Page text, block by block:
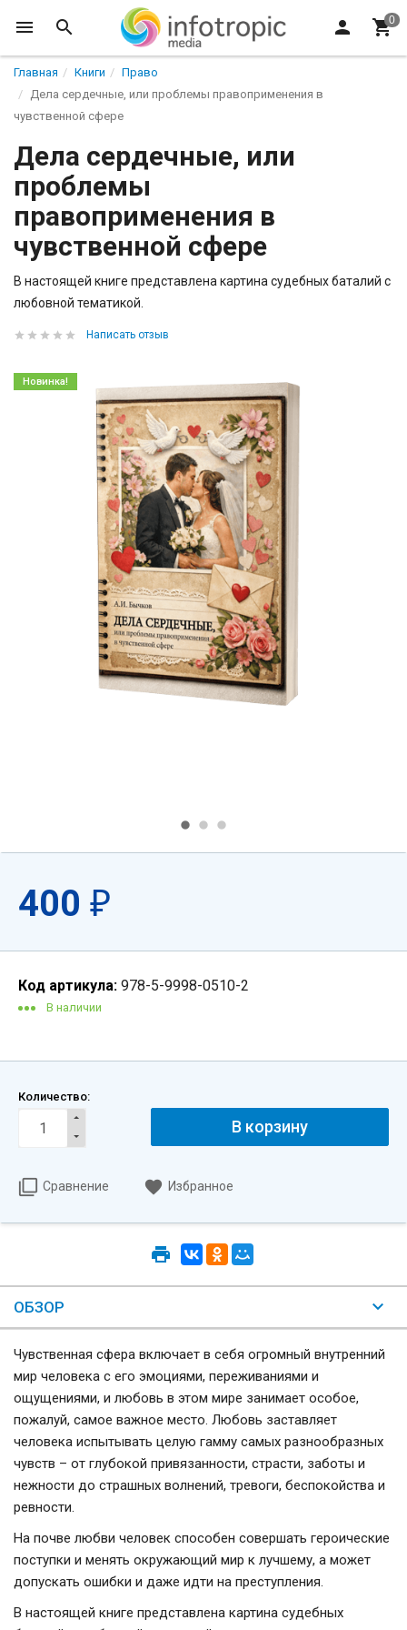
Главная Книги
Право
Дела сердечные, или проблемы правоприменения в
чувственной сфере
Дела сердечные, или
проблемы
правоприменения в
чувственной сфере
В настоящей книге представлена картина судебных баталий с
любовной тематикой.
Написать отзыв
Новинка!
400 ₽
Код артикула: 978-5-9998-0510-2
В наличии
Количество:
В корзину
Сравнение Избранное
ОБЗОР
Чувственная сфера включает в себя огромный внутренний
мир человека с его эмоциями, переживаниями и
ощущениями, и любовь в этом мире занимает особое,
пожалуй, самое важное место. Любовь заставляет
человека испытывать целую гамму самых разнообразных
чувств – от глубокой привязанности, страсти, заботы и
нежности до страшных волнений, тревоги, беспокойства и
ревности.
На почве любви человек способен совершать героические
поступки и менять окружающий мир к лучшему, а может
допускать ошибки и даже идти на преступления.
В настоящей книге представлена картина судебных